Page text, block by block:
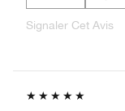
Signaler Cet Avis